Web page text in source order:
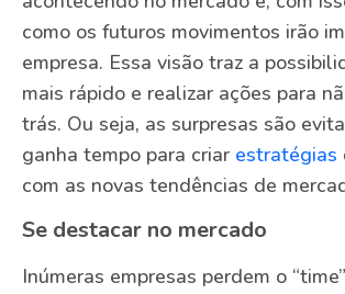
como os futuros movimentos irão
empresa. Essa visão traz a
mais rápido e realizar ações para
trás. Ou seja, as surpresas são
ganha tempo para criar estratégias
com as novas tendências de
Se destacar no mercado
Inúmeras empresas perdem o